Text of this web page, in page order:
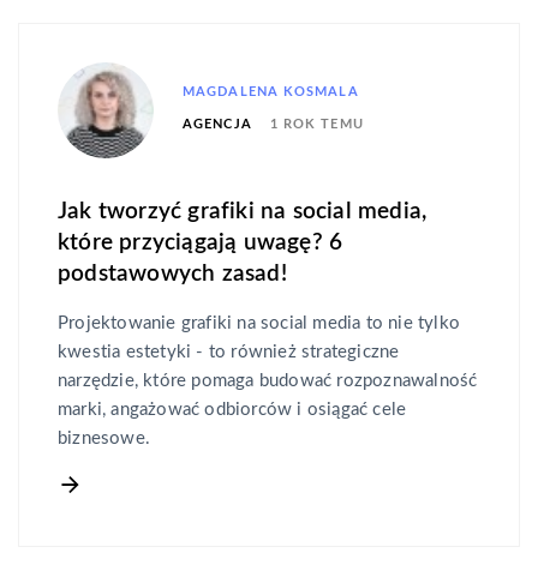
MAGDALENA KOSMALA
AGENCJA 1 ROK TEMU
Jak tworzyć grafiki na social media,
które przyciągają uwagę? 6
podstawowych zasad!
Projektowanie grafiki na social media to nie tylko
kwestia estetyki - to również strategiczne
narzędzie, które pomaga budować rozpoznawalność
marki, angażować odbiorców i osiągać cele
biznesowe.